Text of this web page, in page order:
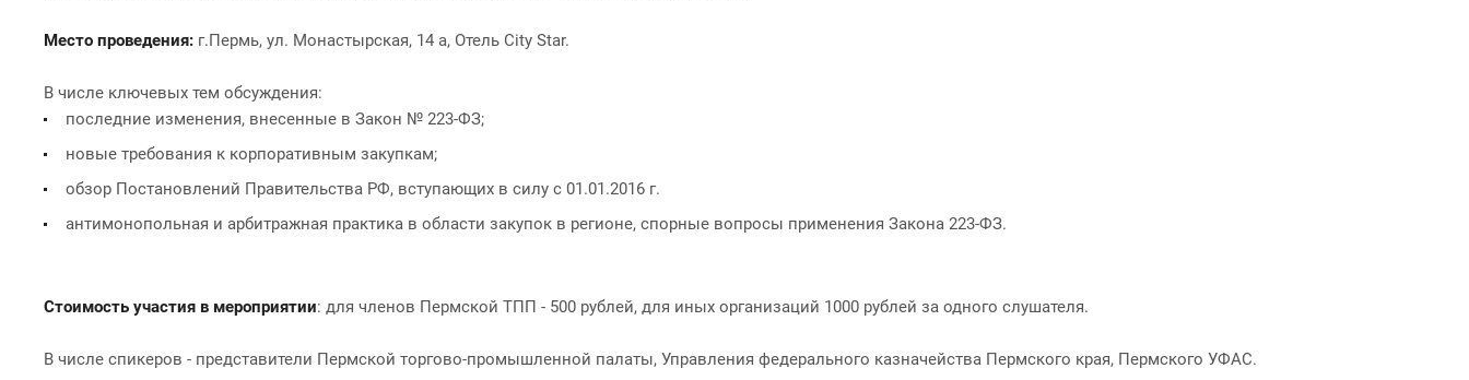
Место проведения: г.Пермь, ул. Монастырская, 14 а, Отель City Star.
В числе ключевых тем обсуждения:
последние изменения, внесенные в Закон № 223-ФЗ;
новые требования к корпоративным закупкам;
обзор Постановлений Правительства РФ, вступающих в силу с 01.01.2016 г.
антимонопольная и арбитражная практика в области закупок в регионе, спорные вопросы применения Закона 223-ФЗ.
Стоимость участия в мероприятии: для членов Пермской ТПП - 500 рублей, для иных организаций 1000 рублей за одного слушателя.
В числе спикеров - представители Пермской торгово-промышленной палаты, Управления федерального казначейства Пермского края, Пермского УФАС.